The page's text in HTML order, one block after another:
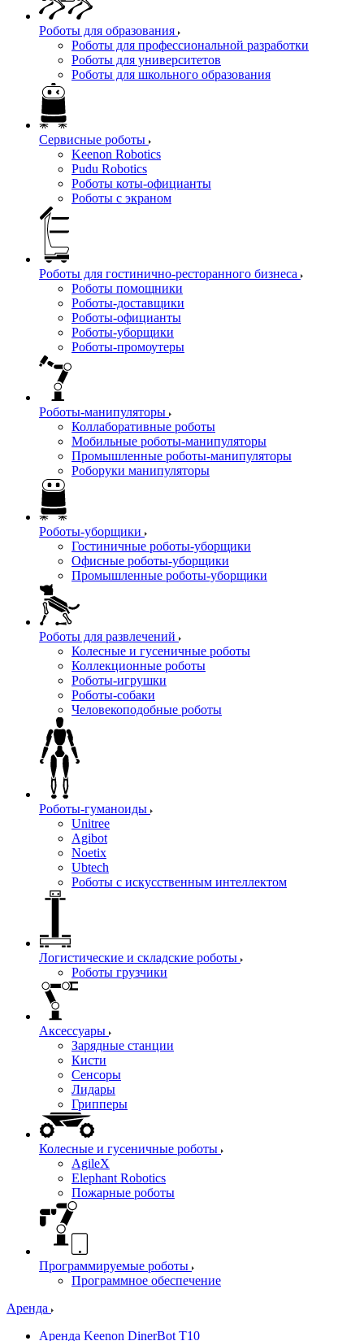
Роботы для образования
Роботы для профессиональной разработки
Роботы для университетов
Роботы для школьного образования
Сервисные роботы
Keenon Robotics
Pudu Robotics
Роботы коты-официанты
Роботы с экраном
Роботы для гостинично-ресторанного бизнеса
Роботы помощники
Роботы-доставщики
Роботы-официанты
Роботы-уборщики
Роботы-промоутеры
Роботы-манипуляторы
Коллаборативные роботы
Мобильные роботы-манипуляторы
Промышленные роботы-манипуляторы
Роборуки манипуляторы
Роботы-уборщики
Гостиничные роботы-уборщики
Офисные роботы-уборщики
Промышленные роботы-уборщики
Роботы для развлечений
Колесные и гусеничные роботы
Коллекционные роботы
Роботы-игрушки
Роботы-собаки
Человекоподобные роботы
Роботы-гуманоиды
Unitree
Agibot
Noetix
Ubtech
Роботы с искусственным интеллектом
Логистические и складские роботы
Роботы грузчики
Аксессуары
Зарядные станции
Кисти
Сенсоры
Лидары
Грипперы
Колесные и гусеничные роботы
AgileX
Elephant Robotics
Пожарные роботы
Программируемые роботы
Программное обеспечение
Аренда
Аренда Keenon DinerBot T10